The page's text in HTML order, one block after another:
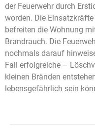
der Feuerwehr durch
worden. Die
befreiten die Wohnung
Brandrauch. Die
nochmals darauf
Fall erfolgreiche –
kleinen Bränden
lebensgefährlich sein